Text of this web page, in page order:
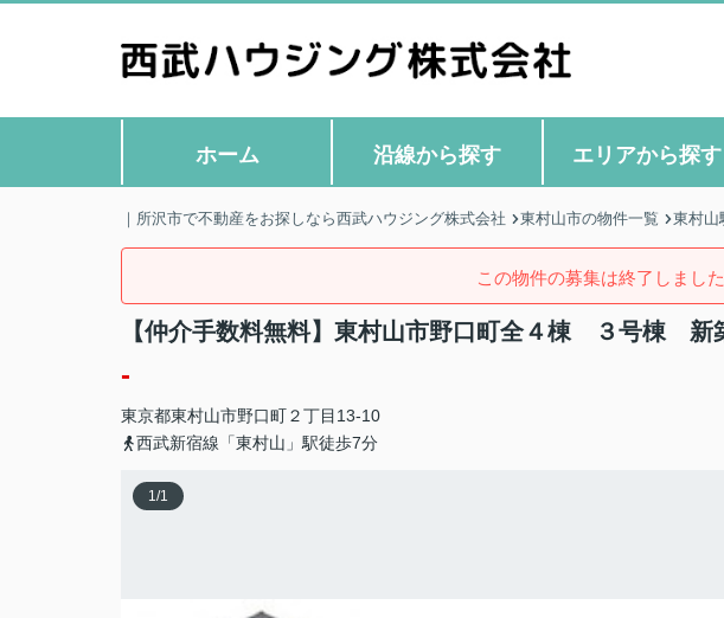
ホーム 沿線から探す エリアから探す
｜所沢市で不動産をお探しなら西武ハウジング株式会社 東村山市の物件一覧 東村山
この物件の募集は終了しました
【仲介手数料無料】東村山市野口町全４棟 ３号棟 新
-
東京都東村山市野口町２丁目13-10
西武新宿線「東村山」駅徒歩7分
1/1